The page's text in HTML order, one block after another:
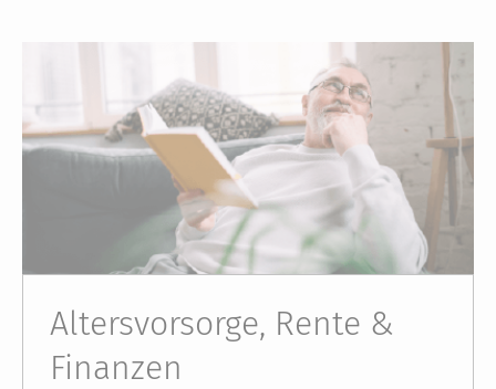
Altersvorsorge, Rente &
Finanzen